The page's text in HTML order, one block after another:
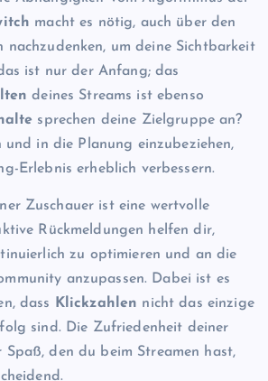
macht es nötig, auch über den
nachzudenken, um deine Sichtbarkeit
ist nur der Anfang; das
deines Streams ist ebenso
sprechen deine Zielgruppe an?
und in die Planung einzubeziehen,
Erlebnis erheblich verbessern.
Zuschauer ist eine wertvolle
Rückmeldungen helfen dir,
zu optimieren und an die
anzupassen. Dabei ist es
dass
Klickzahlen nicht das einzige
sind. Die Zufriedenheit deiner
Spaß, den du beim Streamen hast,